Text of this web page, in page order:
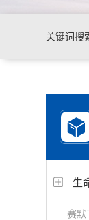
关键词搜
生
赛默